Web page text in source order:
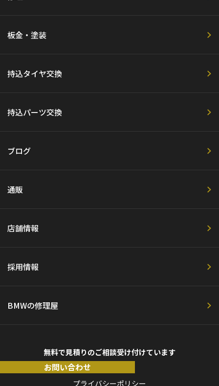
板金・塗装
持込タイヤ交換
持込パーツ交換
ブログ
通販
店舗情報
採用情報
BMWの修理屋
無料で見積りのご相談受け付けています
お問い合わせ
プライバシーポリシー